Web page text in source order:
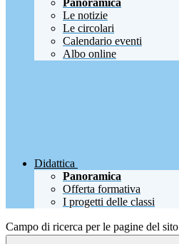
Panoramica
Le notizie
Le circolari
Calendario eventi
Albo online
Didattica
Panoramica
Offerta formativa
I progetti delle classi
Campo di ricerca per le pagine del sito